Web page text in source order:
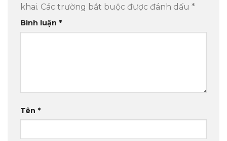
khai. Các trường bắt buộc được đánh dấu *
Bình luận *
Tên *